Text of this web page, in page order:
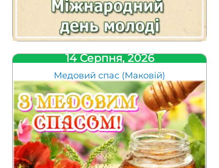
14 Серпня, 2026
Медовий спас (Маковій)